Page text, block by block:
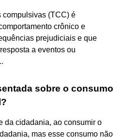
compulsivas (TCC) é
crônico e
prejudiciais e que
a eventos ou
sobre o consumo
da cidadania, ao consumir o
mas esse consumo não